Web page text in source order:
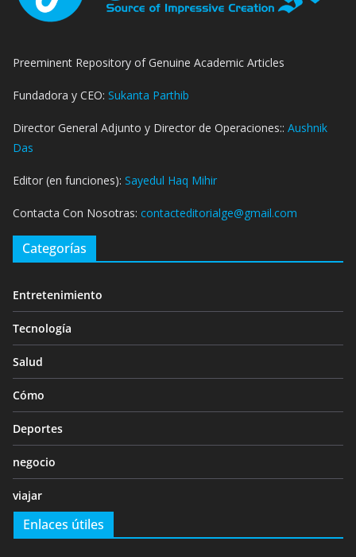
Preeminent Repository of Genuine Academic Articles
Fundadora y CEO: Sukanta Parthib
Director General Adjunto y Director de Operaciones:: Aushnik
Das
Editor (en funciones): Sayedul Haq Mihir
Contacta Con Nosotras: contacteditorialge@gmail.com
Categorías
Entretenimiento
Tecnología
Salud
Cómo
Deportes
negocio
viajar
Enlaces útiles